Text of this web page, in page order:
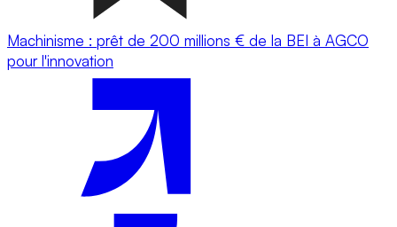
Machinisme : prêt de 200 millions € de la BEI à AGCO
pour l'innovation